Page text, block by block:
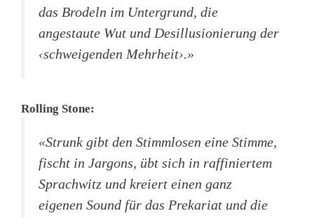
das Brodeln im Untergrund, die
angestaute Wut und Desillusionierung der
‹schweigenden Mehrheit›.»
Rolling Stone:
«Strunk gibt den Stimmlosen eine Stimme,
fischt in Jargons, übt sich in raffiniertem
Sprachwitz und kreiert einen ganz
eigenen Sound für das Prekariat und die